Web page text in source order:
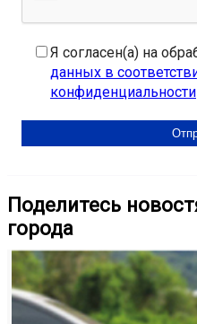
Я согласен(а) на
данных в
конфиденциальности
Поделитесь
города